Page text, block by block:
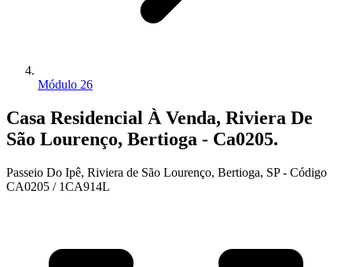
Módulo 26
Casa Residencial À Venda, Riviera De
São Lourenço, Bertioga - Ca0205.
Passeio Do Ipê, Riviera de São Lourenço, Bertioga, SP - Código
CA0205 / 1CA914L